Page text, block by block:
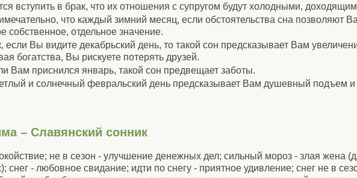
вступить в брак, что их отношения с супругом будут холодными,
что каждый зимний месяц, если обстоятельства сна позволяют
собственное, отдельное значение.
если Вы видите декабрьский день, то такой сон предсказывает Вам
богатства, Вы рискуете потерять друзей.
Вам приснился январь, такой сон предвещает заботы.
и солнечный февральский день предсказывает Вам душевный подъем и
– Славянский сонник
не в сезон - улучшение денежных дел; сильный мороз - злая жена
снег - любовное свидание; идти по снегу - приятное удивление; снег не в